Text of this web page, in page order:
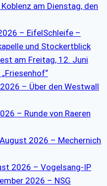
am Dienstag, den
– EifelSchleife –
und Stockertblick
am Freitag, 12. Juni
– Über den Westwall
– Runde von Raeren
2026 – Mechernich
2026 – Vogelsang-IP
2026 – NSG